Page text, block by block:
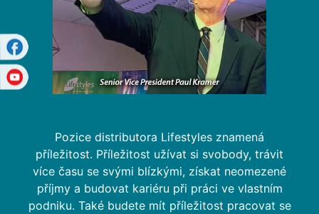
Pozice distributora Lifestyles znamená
příležitost. Příležitost užívat si svobody, trávit
více času se svými blízkými, získat neomezené
příjmy a budovat kariéru při práci ve vlastním
podniku. Také budete mít příležitost pracovat se